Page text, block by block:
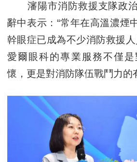
瀋陽市消防救援支隊政治
辭中表示：“常年在高溫濃煙
幹眼症已成為不少消防救援人
愛爾眼科的專業服務不僅
懷，更是對消防隊伍戰鬥力的